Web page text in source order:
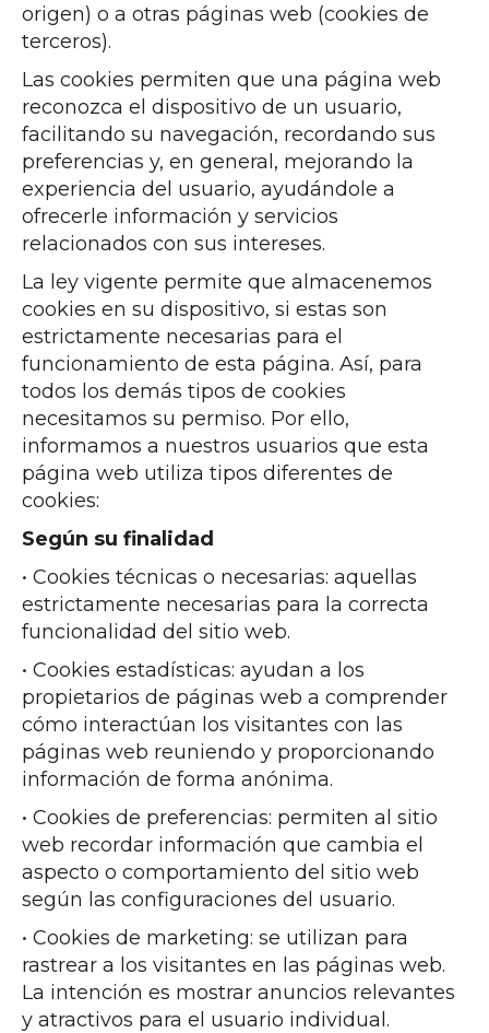
origen) o a otras páginas web (cookies de
terceros).
Las cookies permiten que una página web
reconozca el dispositivo de un usuario,
facilitando su navegación, recordando sus
preferencias y, en general, mejorando la
experiencia del usuario, ayudándole a
ofrecerle información y servicios
relacionados con sus intereses.
La ley vigente permite que almacenemos
cookies en su dispositivo, si estas son
estrictamente necesarias para el
funcionamiento de esta página. Así, para
todos los demás tipos de cookies
necesitamos su permiso. Por ello,
informamos a nuestros usuarios que esta
página web utiliza tipos diferentes de
cookies:
Según su finalidad
• Cookies técnicas o necesarias: aquellas
estrictamente necesarias para la correcta
funcionalidad del sitio web.
• Cookies estadísticas: ayudan a los
propietarios de páginas web a comprender
cómo interactúan los visitantes con las
páginas web reuniendo y proporcionando
información de forma anónima.
• Cookies de preferencias: permiten al sitio
web recordar información que cambia el
aspecto o comportamiento del sitio web
según las configuraciones del usuario.
• Cookies de marketing: se utilizan para
rastrear a los visitantes en las páginas web.
La intención es mostrar anuncios relevantes
y atractivos para el usuario individual.